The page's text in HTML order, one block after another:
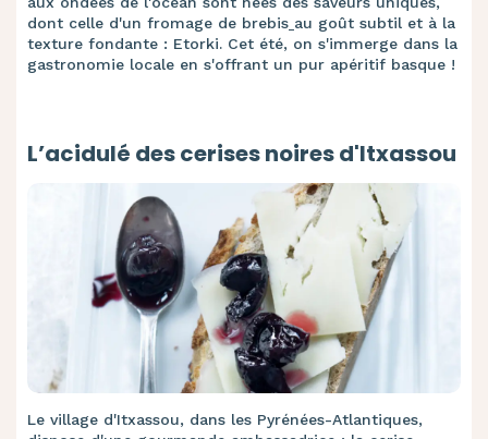
dont celle d'un fromage de brebis au goût subtil et à la
texture fondante : Etorki. Cet été, on s'immerge dans la
gastronomie locale en s'offrant un pur apéritif basque !
L’acidulé des cerises noires d'Itxassou
Le village d'Itxassou, dans les Pyrénées-Atlantiques,